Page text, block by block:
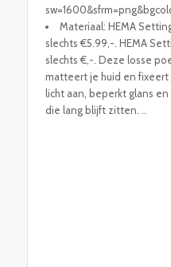
Materiaal: HEMA
slechts €5.99,-. HEMA
slechts €,-. Deze losse
matteert je huid en
licht aan, beperkt glans
die lang blijft zitten. ..